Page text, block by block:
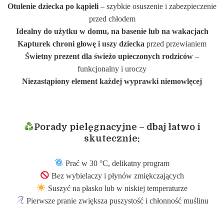
Otulenie dziecka po kąpieli – szybkie osuszenie i zabezpieczenie
przed chłodem
Idealny do użytku w domu, na basenie lub na wakacjach
Kapturek chroni głowę i uszy dziecka przed przewianiem
Świetny prezent dla świeżo upieczonych rodziców –
funkcjonalny i uroczy
Niezastąpiony element każdej wyprawki niemowlęcej
Porady pielęgnacyjne – dbaj łatwo i
skutecznie:
Prać w 30 °C, delikatny program
Bez wybielaczy i płynów zmiękczających
Suszyć na płasko lub w niskiej temperaturze
Pierwsze pranie zwiększa puszystość i chłonność muślinu